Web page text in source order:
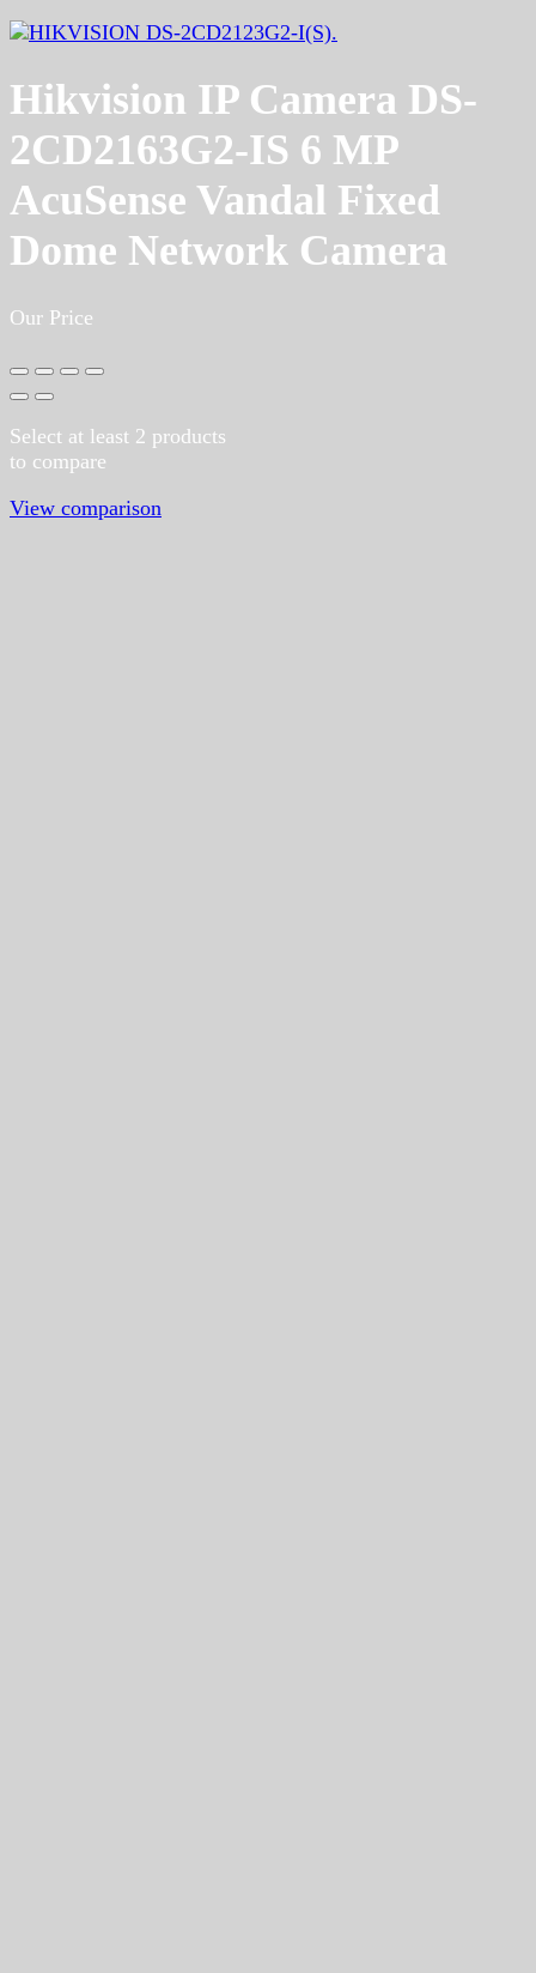
Hikvision IP Camera DS-
2CD2163G2-IS 6 MP
AcuSense Vandal Fixed
Dome Network Camera
Our Price
Select at least 2 products
to compare
View comparison